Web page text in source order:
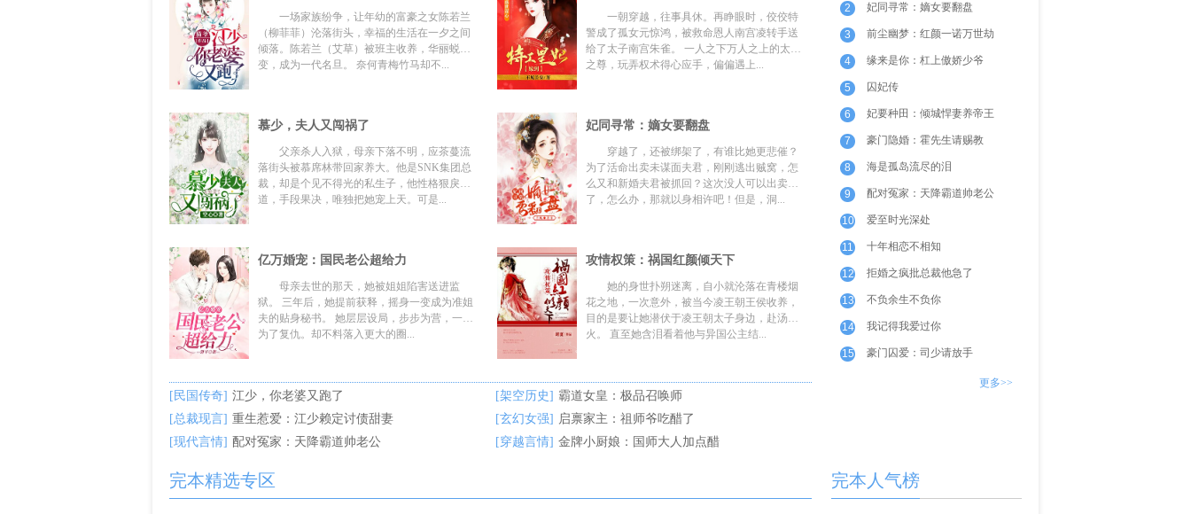
一场家族纷争，让年幼的富豪之女陈若兰
（柳菲菲）沦落街头，幸福的生活在一夕之间
倾落。陈若兰（艾草）被班主收养，华丽蜕
变，成为一代名旦。 奈何青梅竹马却不...
一朝穿越，往事具休。再睁眼时，佼佼特
警成了孤女元惊鸿，被救命恩人南宫凌转手送
给了太子南宫朱雀。 一人之下万人之上的太子
之尊，玩弄权术得心应手，偏偏遇上...
慕少，夫人又闯祸了
父亲杀人入狱，母亲下落不明，应茶蔓流
落街头被慕席林带回家养大。他是SNK集团总
裁，却是个见不得光的私生子，他性格狠戾霸
道，手段果决，唯独把她宠上天。可是...
妃同寻常：嫡女要翻盘
穿越了，还被绑架了，有谁比她更悲催？
为了活命出卖未谋面夫君，刚刚逃出贼窝，怎
么又和新婚夫君被抓回？这次没人可以出卖
了，怎么办，那就以身相许吧！但是，洞...
亿万婚宠：国民老公超给力
母亲去世的那天，她被姐姐陷害送进监
狱。 三年后，她提前获释，摇身一变成为准姐
夫的贴身秘书。 她层层设局，步步为营，一心
为了复仇。却不料落入更大的圈...
攻情权策：祸国红颜倾天下
她的身世扑朔迷离，自小就沦落在青楼烟
花之地，一次意外，被当今凌王朝王侯收养，
目的是要让她潜伏于凌王朝太子身边，赴汤蹈
火。 直至她含泪看着他与异国公主结...
[民国传奇] 江少，你老婆又跑了 [架空历史] 霸道女皇：极品召唤师
[总裁现言] 重生惹爱：江少赖定讨债甜妻 [玄幻女强] 启禀家主：祖师爷吃醋了
[现代言情] 配对冤家：天降霸道帅老公 [穿越言情] 金牌小厨娘：国师大人加点醋
2 妃同寻常：嫡女要翻盘
3 前尘幽梦：红颜一诺万世劫
4 缘来是你：杠上傲娇少爷
5 囚妃传
6 妃要种田：倾城悍妻养帝王
7 豪门隐婚：霍先生请赐教
8 海是孤岛流尽的泪
9 配对冤家：天降霸道帅老公
10 爱至时光深处
11 十年相恋不相知
12 拒婚之疯批总裁他急了
13 不负余生不负你
14 我记得我爱过你
15 豪门囚爱：司少请放手
更多>>
完本精选专区 完本人气榜